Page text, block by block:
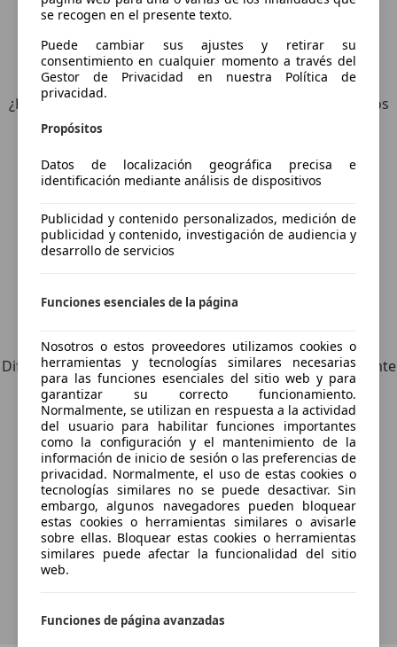
6 Ofertaspara Skoda Scala
¿Desea ser informado automáticamente sobre vehículos
Guardar búsqueda
Diferente de tus criterios de búsqueda, pero posiblemente
una coincidencia perfecta.
¿Desea ser informado
automáticamente sobre vehículos
nuevos para su búsqueda?
se recogen en el presente texto.
Puede cambiar sus ajustes y retirar su
consentimiento en cualquier momento a través del
Gestor de Privacidad en nuestra Política de
privacidad.
Propósitos
Datos de localización geográfica precisa e
identificación mediante análisis de dispositivos
Publicidad y contenido personalizados, medición de
publicidad y contenido, investigación de audiencia y
desarrollo de servicios
Funciones esenciales de la página
Nosotros o estos proveedores utilizamos cookies o
herramientas y tecnologías similares necesarias
para las funciones esenciales del sitio web y para
garantizar su correcto funcionamiento.
Normalmente, se utilizan en respuesta a la actividad
del usuario para habilitar funciones importantes
como la configuración y el mantenimiento de la
información de inicio de sesión o las preferencias de
privacidad. Normalmente, el uso de estas cookies o
tecnologías similares no se puede desactivar. Sin
embargo, algunos navegadores pueden bloquear
estas cookies o herramientas similares o avisarle
sobre ellas. Bloquear estas cookies o herramientas
similares puede afectar la funcionalidad del sitio
web.
Funciones de página avanzadas